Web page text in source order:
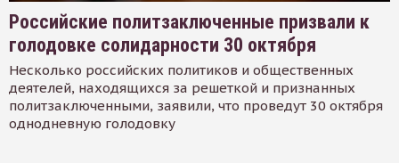
Российские политзаключенные призвали к
голодовке солидарности 30 октября
Несколько российских политиков и общественных
деятелей, находящихся за решеткой и признанных
политзаключенными, заявили, что проведут 30 октября
однодневную голодовку